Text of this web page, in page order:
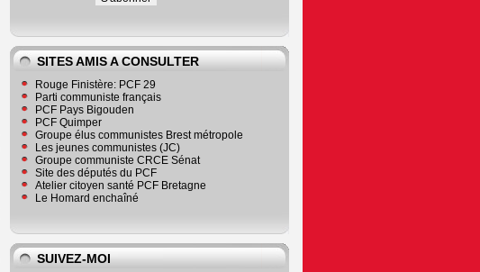
SITES AMIS A CONSULTER
Rouge Finistère: PCF 29
Parti communiste français
PCF Pays Bigouden
PCF Quimper
Groupe élus communistes Brest métropole
Les jeunes communistes (JC)
Groupe communiste CRCE Sénat
Site des députés du PCF
Atelier citoyen santé PCF Bretagne
Le Homard enchaîné
SUIVEZ-MOI